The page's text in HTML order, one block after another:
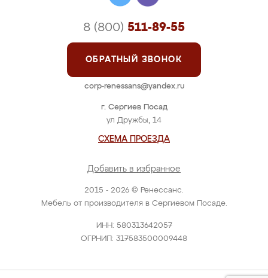
2015 - 2026 © Ренессанс.
Мебель от производителя в Сергиевом Посаде.
ИНН: 580313642057
ОГРНИП: 317583500009448
г. Сергиев Посад
ул Дружбы, 14
СХЕМА ПРОЕЗДА
Добавить в избранное
8 (800) 511-89-55
ОБРАТНЫЙ ЗВОНОК
corp-renessans@yandex.ru